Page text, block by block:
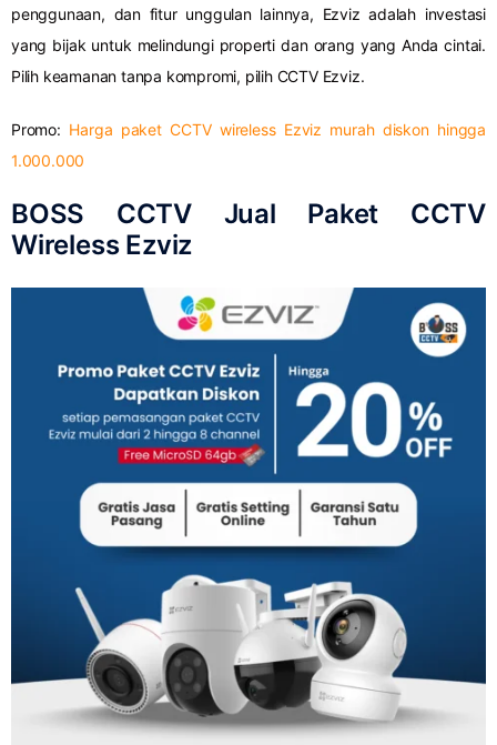
penggunaan, dan fitur unggulan lainnya, Ezviz adalah investasi
yang bijak untuk melindungi properti dan orang yang Anda cintai.
Pilih keamanan tanpa kompromi, pilih CCTV Ezviz.
Promo: Harga paket CCTV wireless Ezviz murah diskon hingga
1.000.000
BOSS CCTV Jual Paket CCTV
Wireless Ezviz